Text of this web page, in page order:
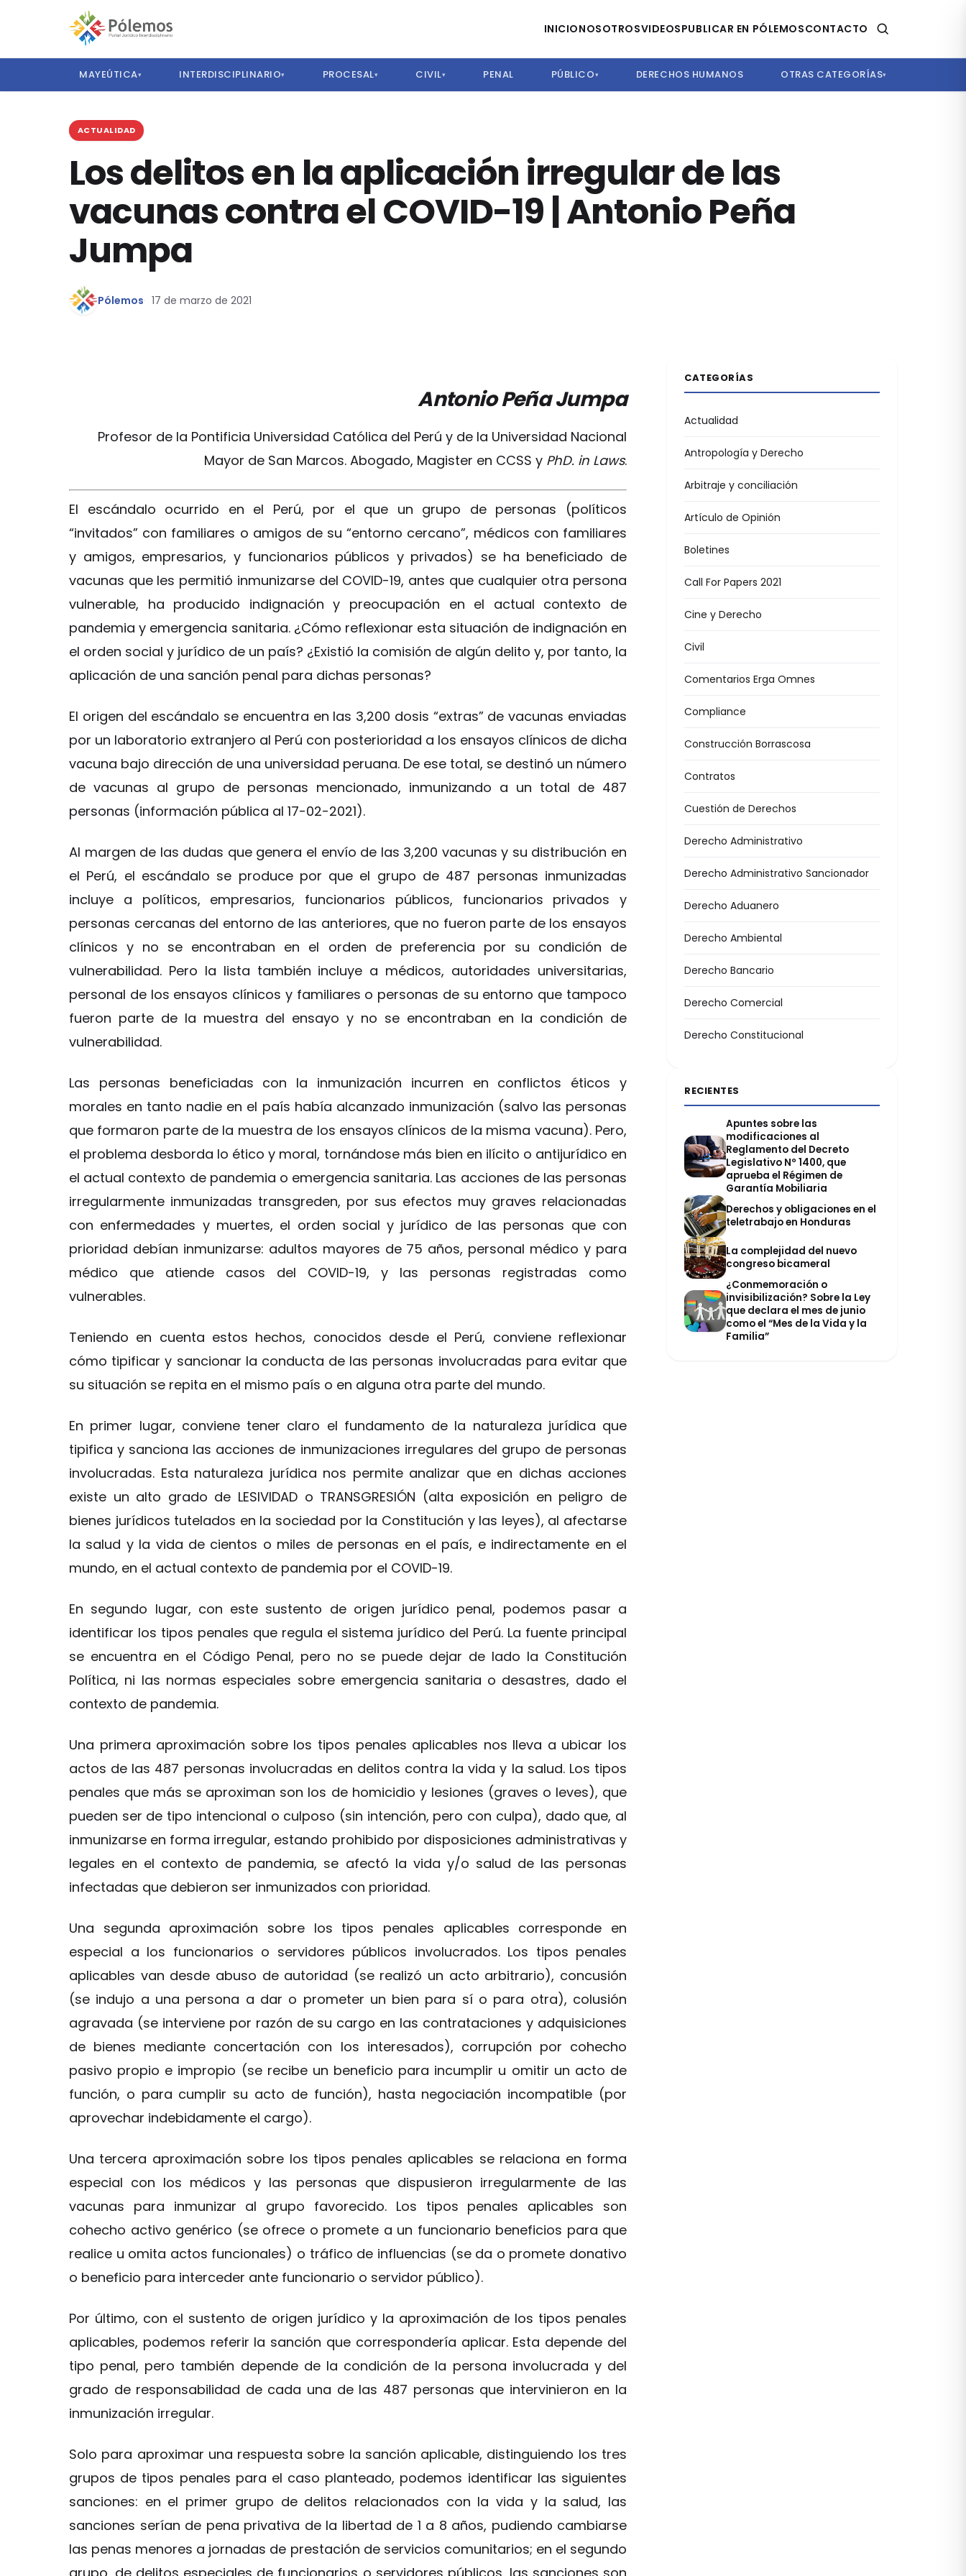
INICIONOSOTROSVIDEOSPUBLICAR EN PÓLEMOSCONTACTO
MAYEÚTICA▾ INTERDISCIPLINARIO▾ PROCESAL▾ CIVIL▾ PENAL PÚBLICO▾ DERECHOS HUMANOS OTRAS CATEGORÍAS▾
ACTUALIDAD
Los delitos en la aplicación irregular de las
vacunas contra el COVID-19 | Antonio Peña
Jumpa
Pólemos 17 de marzo de 2021
Antonio Peña Jumpa
Profesor de la Pontificia Universidad Católica del Perú y de la Universidad Nacional
Mayor de San Marcos. Abogado, Magister en CCSS y PhD. in Laws.
El escándalo ocurrido en el Perú, por el que un grupo de personas (políticos
“invitados” con familiares o amigos de su “entorno cercano”, médicos con familiares
y amigos, empresarios, y funcionarios públicos y privados) se ha beneficiado de
vacunas que les permitió inmunizarse del COVID-19, antes que cualquier otra persona
vulnerable, ha producido indignación y preocupación en el actual contexto de
pandemia y emergencia sanitaria. ¿Cómo reflexionar esta situación de indignación en
el orden social y jurídico de un país? ¿Existió la comisión de algún delito y, por tanto, la
aplicación de una sanción penal para dichas personas?
El origen del escándalo se encuentra en las 3,200 dosis “extras” de vacunas enviadas
por un laboratorio extranjero al Perú con posterioridad a los ensayos clínicos de dicha
vacuna bajo dirección de una universidad peruana. De ese total, se destinó un número
de vacunas al grupo de personas mencionado, inmunizando a un total de 487
personas (información pública al 17-02-2021).
Al margen de las dudas que genera el envío de las 3,200 vacunas y su distribución en
el Perú, el escándalo se produce por que el grupo de 487 personas inmunizadas
incluye a políticos, empresarios, funcionarios públicos, funcionarios privados y
personas cercanas del entorno de las anteriores, que no fueron parte de los ensayos
clínicos y no se encontraban en el orden de preferencia por su condición de
vulnerabilidad. Pero la lista también incluye a médicos, autoridades universitarias,
personal de los ensayos clínicos y familiares o personas de su entorno que tampoco
fueron parte de la muestra del ensayo y no se encontraban en la condición de
vulnerabilidad.
Las personas beneficiadas con la inmunización incurren en conflictos éticos y
morales en tanto nadie en el país había alcanzado inmunización (salvo las personas
que formaron parte de la muestra de los ensayos clínicos de la misma vacuna). Pero,
el problema desborda lo ético y moral, tornándose más bien en ilícito o antijurídico en
el actual contexto de pandemia o emergencia sanitaria. Las acciones de las personas
irregularmente inmunizadas transgreden, por sus efectos muy graves relacionadas
con enfermedades y muertes, el orden social y jurídico de las personas que con
prioridad debían inmunizarse: adultos mayores de 75 años, personal médico y para
médico que atiende casos del COVID-19, y las personas registradas como
vulnerables.
Teniendo en cuenta estos hechos, conocidos desde el Perú, conviene reflexionar
cómo tipificar y sancionar la conducta de las personas involucradas para evitar que
su situación se repita en el mismo país o en alguna otra parte del mundo.
En primer lugar, conviene tener claro el fundamento de la naturaleza jurídica que
tipifica y sanciona las acciones de inmunizaciones irregulares del grupo de personas
involucradas. Esta naturaleza jurídica nos permite analizar que en dichas acciones
existe un alto grado de LESIVIDAD o TRANSGRESIÓN (alta exposición en peligro de
bienes jurídicos tutelados en la sociedad por la Constitución y las leyes), al afectarse
la salud y la vida de cientos o miles de personas en el país, e indirectamente en el
mundo, en el actual contexto de pandemia por el COVID-19.
En segundo lugar, con este sustento de origen jurídico penal, podemos pasar a
identificar los tipos penales que regula el sistema jurídico del Perú. La fuente principal
se encuentra en el Código Penal, pero no se puede dejar de lado la Constitución
Política, ni las normas especiales sobre emergencia sanitaria o desastres, dado el
contexto de pandemia.
Una primera aproximación sobre los tipos penales aplicables nos lleva a ubicar los
actos de las 487 personas involucradas en delitos contra la vida y la salud. Los tipos
penales que más se aproximan son los de homicidio y lesiones (graves o leves), que
pueden ser de tipo intencional o culposo (sin intención, pero con culpa), dado que, al
inmunizarse en forma irregular, estando prohibido por disposiciones administrativas y
legales en el contexto de pandemia, se afectó la vida y/o salud de las personas
infectadas que debieron ser inmunizados con prioridad.
Una segunda aproximación sobre los tipos penales aplicables corresponde en
especial a los funcionarios o servidores públicos involucrados. Los tipos penales
aplicables van desde abuso de autoridad (se realizó un acto arbitrario), concusión
(se indujo a una persona a dar o prometer un bien para sí o para otra), colusión
agravada (se interviene por razón de su cargo en las contrataciones y adquisiciones
de bienes mediante concertación con los interesados), corrupción por cohecho
pasivo propio e impropio (se recibe un beneficio para incumplir u omitir un acto de
función, o para cumplir su acto de función), hasta negociación incompatible (por
aprovechar indebidamente el cargo).
Una tercera aproximación sobre los tipos penales aplicables se relaciona en forma
especial con los médicos y las personas que dispusieron irregularmente de las
vacunas para inmunizar al grupo favorecido. Los tipos penales aplicables son
cohecho activo genérico (se ofrece o promete a un funcionario beneficios para que
realice u omita actos funcionales) o tráfico de influencias (se da o promete donativo
o beneficio para interceder ante funcionario o servidor público).
Por último, con el sustento de origen jurídico y la aproximación de los tipos penales
aplicables, podemos referir la sanción que correspondería aplicar. Esta depende del
tipo penal, pero también depende de la condición de la persona involucrada y del
grado de responsabilidad de cada una de las 487 personas que intervinieron en la
inmunización irregular.
Solo para aproximar una respuesta sobre la sanción aplicable, distinguiendo los tres
grupos de tipos penales para el caso planteado, podemos identificar las siguientes
sanciones: en el primer grupo de delitos relacionados con la vida y la salud, las
sanciones serían de pena privativa de la libertad de 1 a 8 años, pudiendo cambiarse
las penas menores a jornadas de prestación de servicios comunitarios; en el segundo
CATEGORÍAS
Actualidad
Antropología y Derecho
Arbitraje y conciliación
Artículo de Opinión
Boletines
Call For Papers 2021
Cine y Derecho
Civil
Comentarios Erga Omnes
Compliance
Construcción Borrascosa
Contratos
Cuestión de Derechos
Derecho Administrativo
Derecho Administrativo Sancionador
Derecho Aduanero
Derecho Ambiental
Derecho Bancario
Derecho Comercial
Derecho Constitucional
RECIENTES
Apuntes sobre las
modificaciones al
Reglamento del Decreto
Legislativo Nº 1400, que
aprueba el Régimen de
Garantía Mobiliaria
Derechos y obligaciones en el
teletrabajo en Honduras
La complejidad del nuevo
congreso bicameral
¿Conmemoración o
invisibilización? Sobre la Ley
que declara el mes de junio
como el “Mes de la Vida y la
Familia”